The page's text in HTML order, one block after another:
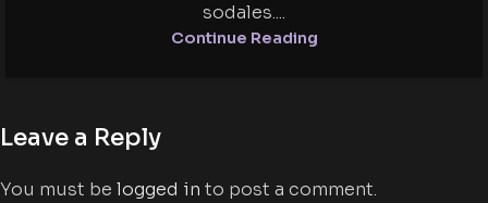
sodales....
Continue Reading
Leave a Reply
You must be logged in to post a comment.